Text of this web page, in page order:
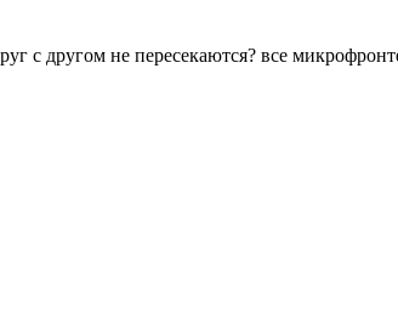
с другом не пересекаются? все